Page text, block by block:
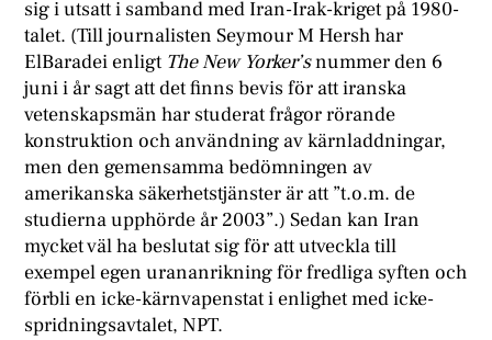
sig i utsatt i samband med Iran-Irak-kriget på 1980-
talet. (Till journalisten Seymour M Hersh har
ElBaradei enligt The New Yorker’snummer den 6
juni i år sagt att det finns bevis för att iranska
vetenskapsmän har studerat frågor rörande
konstruktion och användning av kärnladdningar,
men den gemensamma bedömningen av
amerikanska säkerhetstjänster är att ”t.o.m. de
studierna upphörde år 2003”.) Sedan kan Iran
mycket väl ha beslutat sig för att utveckla till
exempel egen urananrikning för fredliga syften och
förbli en icke-kärnvapenstat i enlighet med icke-
spridningsavtalet, NPT.